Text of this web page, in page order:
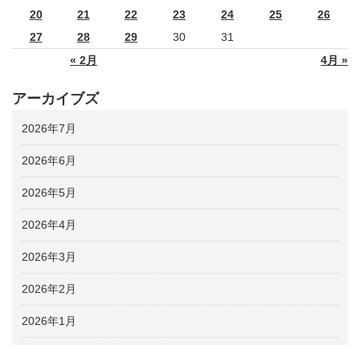
« 2月 4月 »
20
21 22 23 24 25
26
27
28 29 30 31
アーカイブズ
2026年7月
2026年6月
2026年5月
2026年4月
2026年3月
2026年2月
2026年1月